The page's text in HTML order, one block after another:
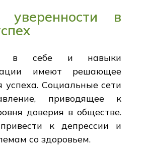
уверенности в
в себе и навыки
имеют решающее
успеха. Социальные сети
приводящее к
доверия в обществе.
к депрессии и
со здоровьем.